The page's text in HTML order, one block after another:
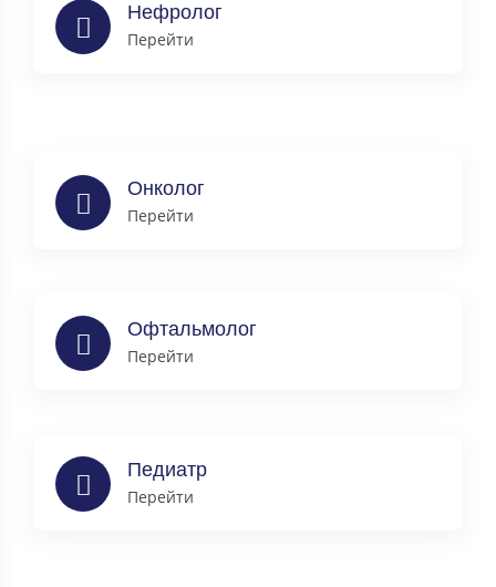
Нефролог
Перейти
Онколог
Перейти
Офтальмолог
Перейти
Педиатр
Перейти